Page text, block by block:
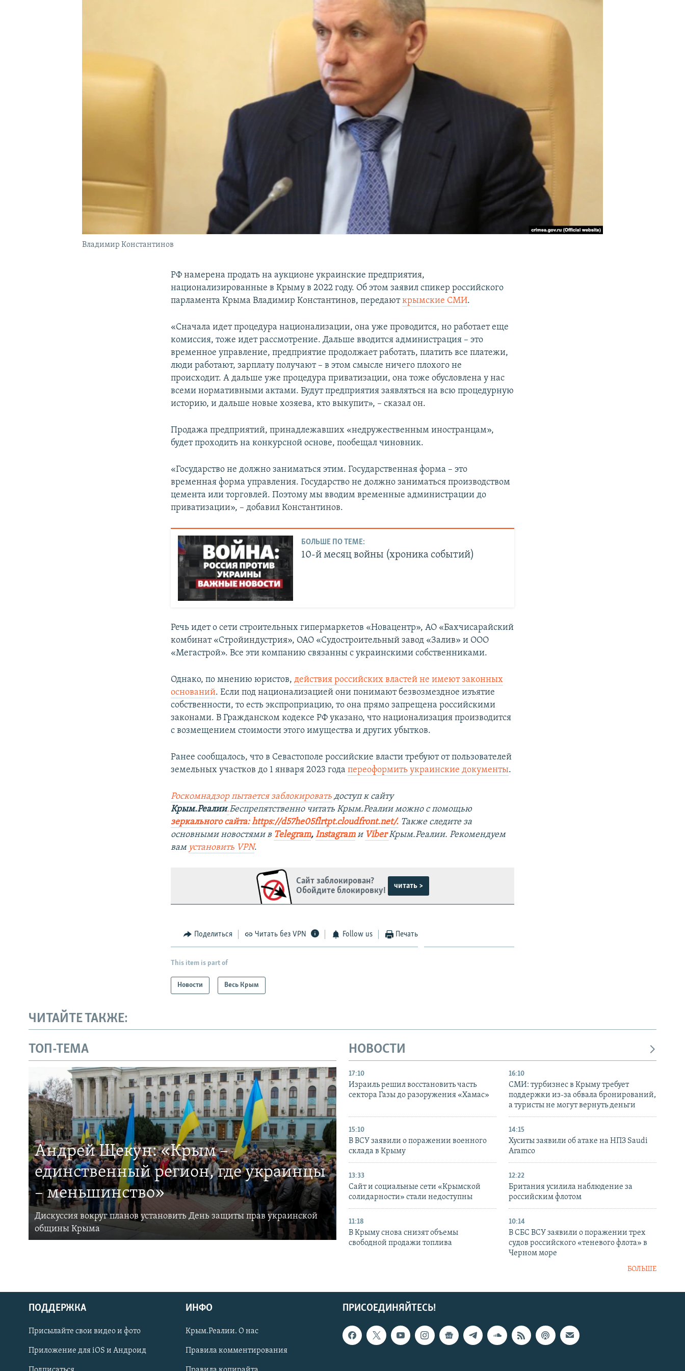
Українською
Qırımtatar
Владимир Константинов
РФ намерена продать на аукционе украинские предприятия,
национализированные в Крыму в 2022 году. Об этом заявил спикер российского
парламента Крыма Владимир Константинов, передаюткрымские СМИ.
«Сначала идет процедура национализации, она уже проводится, но работает еще
комиссия, тоже идет рассмотрение. Дальше вводится администрация – это
временное управление, предприятие продолжает работать, платить все платежи,
люди работают, зарплату получают – в этом смысле ничего плохого не
происходит. А дальше уже процедура приватизации, она тоже обусловлена у нас
всеми нормативными актами. Будут предприятия заявляться на всю процедурную
историю, и дальше новые хозяева, кто выкупит», – сказал он.
Продажа предприятий, принадлежавших «недружественным иностранцам»,
будет проходить на конкурсной основе, пообещал чиновник.
«Государство не должно заниматься этим. Государственная форма – это
временная форма управления. Государство не должно заниматься производством
цемента или торговлей. Поэтому мы вводим временные администрации до
приватизации», – добавил Константинов.
БОЛЬШЕ ПО ТЕМЕ:
10-й месяц войны (хроника событий)
Речь идет о сети строительных гипермаркетов «Новацентр», АО «Бахчисарайский
комбинат «Стройиндустрия», ОАО «Судостроительный завод «Залив» и ООО
«Мегастрой». Все эти компанию связанны с украинскими собственниками.
Однако, по мнению юристов,действия российских властей не имеют законных
оснований. Если под национализацией они понимают безвозмездное изъятие
собственности, то есть экспроприацию, то она прямо запрещена российскими
законами. В Гражданском кодексе РФ указано, что национализация производится
с возмещением стоимости этого имущества и других убытков.
Ранее сообщалось, что в Севастополе российские власти требуют от пользователей
земельных участков до 1 января 2023 годапереоформить украинские документы.
Роскомнадзор пытается заблокировать доступ к сайту
Крым.Реалии.Беспрепятственно читать Крым.Реалии можно с помощью
зеркального сайта: https://d57he05flrtpt.cloudfront.net/. Также следите за
основными новостями в Telegram,Instagramи ViberКрым.Реалии. Рекомендуем
вам установить VPN.
Сайт заблокирован?
Обойдите блокировку!
читать >
Поделиться Читать без VPN Follow us Печать
This item is part of
Новости Весь Крым
ЧИТАЙТЕ ТАКЖЕ:
ТОП-ТЕМА
Андрей Щекун: «Крым –
единственный регион, где украинцы
– меньшинство»
Дискуссия вокруг планов установить День защиты прав украинской
общины Крыма
НОВОСТИ
17:10
Израиль решил восстановить часть
сектора Газы до разоружения «Хамас»
16:10
СМИ: турбизнес в Крыму требует
поддержки из-за обвала бронирований,
а туристы не могут вернуть деньги
15:10
В ВСУ заявили о поражении военного
склада в Крыму
14:15
Хуситы заявили об атаке на НПЗ Saudi
Aramco
13:33
Сайт и социальные сети «Крымской
солидарности» стали недоступны
12:22
Британия усилила наблюдение за
российским флотом
11:18
В Крыму снова снизят объемы
свободной продажи топлива
10:14
В СБС ВСУ заявили о поражении трех
судов российского «теневого флота» в
Черном море
БОЛЬШЕ
ПРИСОЕДИНЯЙТЕСЬ!
ПОДДЕРЖКА
Присылайте свои видео и фото
Приложение для iOS и Андроид
ИНФО
Крым.Реалии. О нас
Правила комментирования